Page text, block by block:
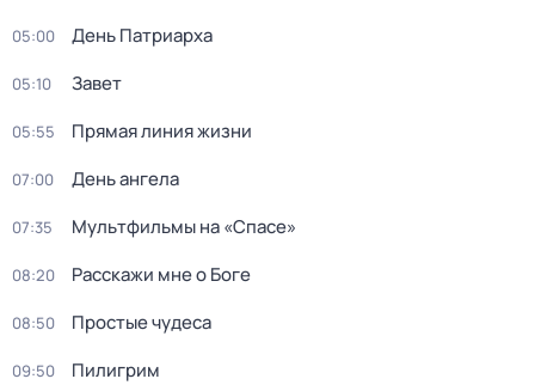
05:00 День Патриарха
05:10 Завет
05:55 Прямая линия жизни
07:00 День ангела
07:35 Мультфильмы на «Спасе»
08:20 Расскажи мне о Боге
08:50 Простые чудеса
09:50 Пилигрим